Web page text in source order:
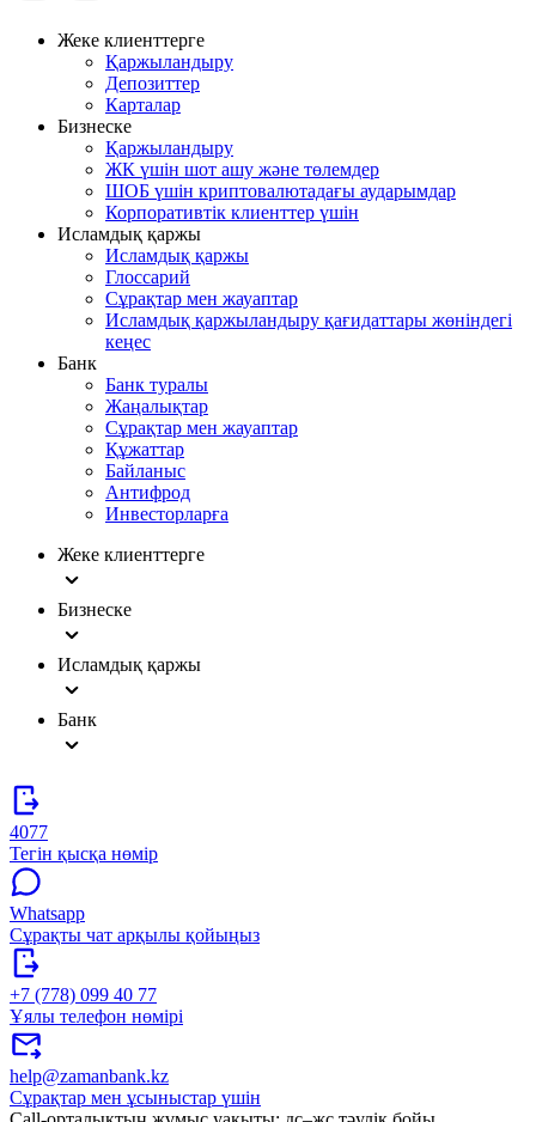
Жеке клиенттерге
Қаржыландыру
Депозиттер
Карталар
Бизнеске
Қаржыландыру
ЖК үшін шот ашу және төлемдер
ШОБ үшін криптовалютадағы аударымдар
Корпоративтік клиенттер үшін
Исламдық қаржы
Исламдық қаржы
Глоссарий
Сұрақтар мен жауаптар
Исламдық қаржыландыру қағидаттары жөніндегі
кеңес
Банк
Банк туралы
Жаңалықтар
Сұрақтар мен жауаптар
Құжаттар
Байланыс
Антифрод
Инвесторларға
Жеке клиенттерге
Бизнеске
Исламдық қаржы
Банк
4077
Тегін қысқа нөмір
Whatsapp
Сұрақты чат арқылы қойыңыз
+7 (778) 099 40 77
Ұялы телефон нөмірі
help@zamanbank.kz
Сұрақтар мен ұсыныстар үшін